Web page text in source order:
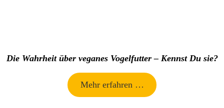
Die Wahrheit über veganes Vogelfutter –Kennst Du sie?
Mehr erfahren …